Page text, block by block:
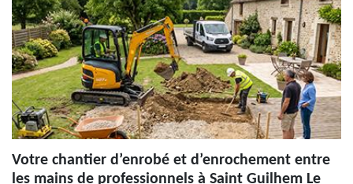
Votre chantier d’enrobé et d’enrochement entre
les mains de professionnels à Saint Guilhem Le